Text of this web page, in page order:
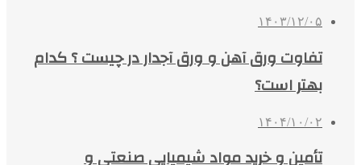
۱۴۰۳/۱۲/۰۵
تفاوت ورق آهن و ورق آجدار در چیست ؟ کدام
بهتر است؟
۱۴۰۴/۱۰/۰۲
تأمین و خرید مواد شیمیایی صنعتی و